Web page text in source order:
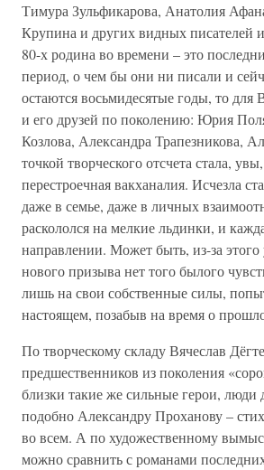
Тимура Зульфикарова, Анатолия
Крупина и других видных писателей
80-х родина во времени – это
период, о чем бы они ни писали и
остаются восьмидесятые годы, то для
и его друзей по поколению: Юрия
Козлова, Александра Трапезникова,
точкой творческого отсчета стала,
перестроечная вакханалия. Исчезла
даже в семье, даже в личных
раскололся на мелкие льдинки, и
направлении. Может быть, из-за этого
нового призыва нет того былого
лишь на свои собственные силы,
настоящем, позабыв на время о
По творческому складу Вячеслав
предшественников из поколения
близки такие же сильные герои, люди
подобно Александру Проханову –
во всем. А по художественному
можно сравнить с романами